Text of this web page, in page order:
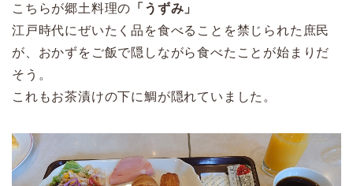
こちらが郷土料理の 「うずみ」
江戸時代にぜいたく品を食べることを禁じられた庶民
が、おかずをご飯で隠しながら食べたことが始まりだ
そう。
これもお茶漬けの下に鯛が隠れていました。